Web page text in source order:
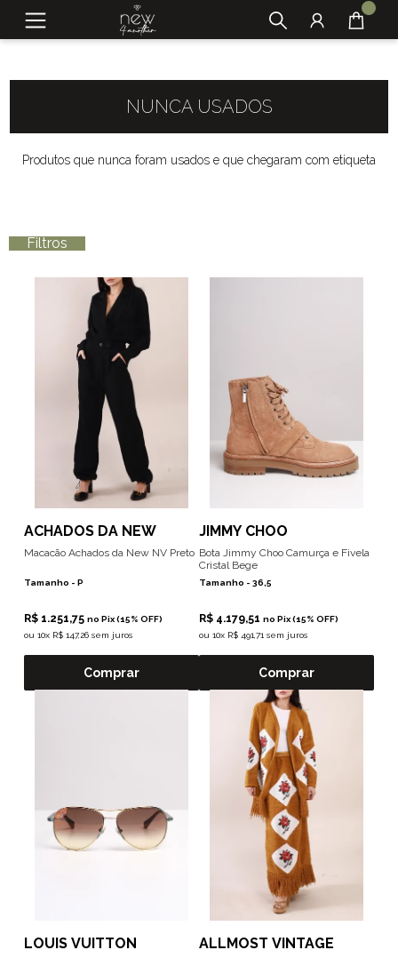
NUNCA USADOS
Produtos que nunca foram usados e que chegaram com etiqueta
Filtros
ACHADOS DA NEW
Macacão Achados da New NV Preto
Tamanho - P
R$ 1.251,75 no Pix (15% OFF)
ou 10x R$ 147,26 sem juros
Comprar
JIMMY CHOO
Bota Jimmy Choo Camurça e Fivela
Cristal Bege
Tamanho - 36,5
R$ 4.179,51 no Pix (15% OFF)
ou 10x R$ 491,71 sem juros
Comprar
LOUIS VUITTON ALLMOST VINTAGE